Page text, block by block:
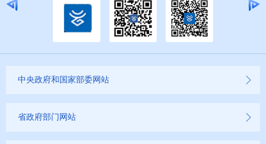
中央政府和国家部委网站
省政府部门网站